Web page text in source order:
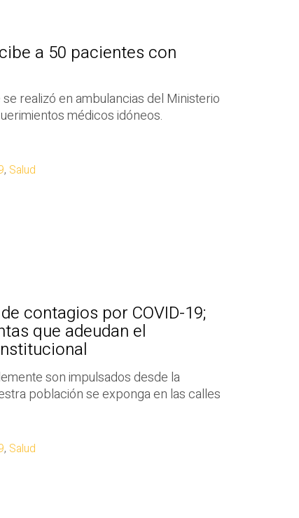
a 50 pacientes con
realizó en ambulancias del Ministerio
médicos idóneos.
, Salud
contagios por COVID-19;
que adeudan el
son impulsados desde la
población se exponga en las calles
, Salud